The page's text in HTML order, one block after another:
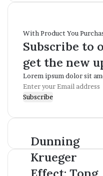
With Product You
Subscribe to
get the new
Lorem ipsum dolor sit
Enter
your
address
Dunning
Krueger